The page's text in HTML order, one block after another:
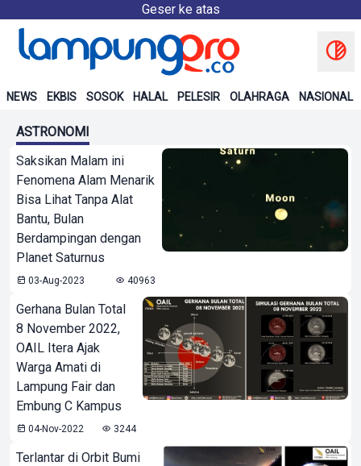
Geser ke atas
NEWS EKBIS SOSOK HALAL PELESIR OLAHRAGA NASIONAL
ASTRONOMI
Saksikan Malam ini
Fenomena Alam Menarik
Bisa Lihat Tanpa Alat
Bantu, Bulan
Berdampingan dengan
Planet Saturnus
03-Aug-2023 40963
Gerhana Bulan Total
8 November 2022,
OAIL Itera Ajak
Warga Amati di
Lampung Fair dan
Embung C Kampus
04-Nov-2022 3244
Terlantar di Orbit Bumi